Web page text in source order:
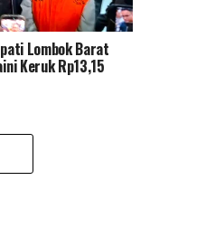
Lombok Barat
Keruk Rp13,15